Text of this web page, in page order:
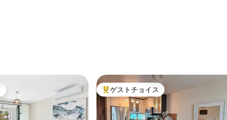
大好評のゲストチョイスです。
ゲストチョイス